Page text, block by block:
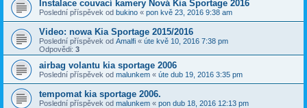
Instalace couvací kamery Nová Kia Sportage 2016
Poslední příspěvek od bukino « pon kvě 23, 2016 9:38 am
Video: nowa Kia Sportage 2015/2016
Poslední příspěvek od Amalfi « úte kvě 10, 2016 7:38 pm
Odpovědi: 3
airbag volantu kia sportage 2006
Poslední příspěvek od malunkem « úte dub 19, 2016 3:35 pm
tempomat kia sportage 2006.
Poslední příspěvek od malunkem « pon dub 18, 2016 12:13 pm